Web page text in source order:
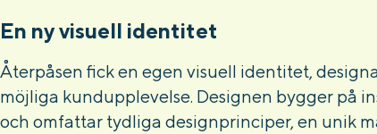
En ny visuell identitet
Återpåsen fick en egen visuell identitet,
möjliga kundupplevelse. Designen bygger på
och omfattar tydliga designprinciper, en unik